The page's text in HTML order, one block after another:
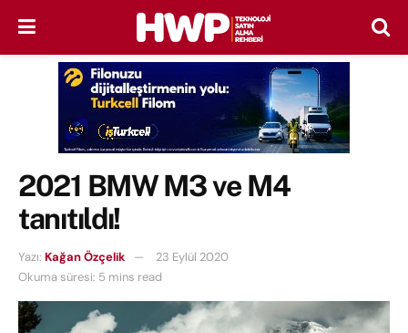
2021 BMW M3 ve M4
tanıtıldı!
Yazı: Kağan Özçelik
23 Eylül 2020
Okuma süresi: 5 mins read